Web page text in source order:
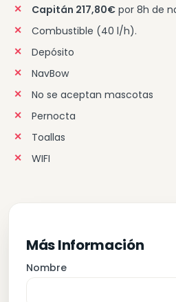
Capitán 217,80€ por 8h de
Combustible (40 l/h).
Depósito
NavBow
No se aceptan mascotas
Pernocta
Toallas
WIFI
Más Información
Nombre